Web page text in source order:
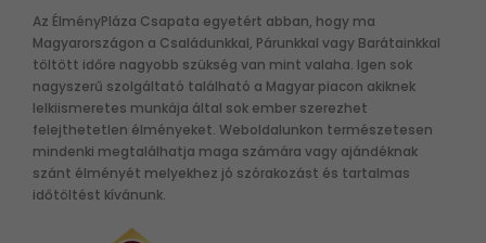
Az ÉlményPláza Csapata egyetért abban, hogy ma
Magyarországon a Családunkkal, Párunkkal vagy Barátainkkal
töltött időre nagyobb szükség van mint valaha. Igen sok
nagyszerű szolgáltató található a Magyar piacon akiknek
lelkiismeretes munkája által sok ember szerezhet
felejthetetlen élményeket. Weboldalunkon természetesen
mindenki megtalálhatja maga számára vagy ajándéknak
szánt élményét melyekhez jó szórakozást és tartalmas
időtöltést kívánunk.